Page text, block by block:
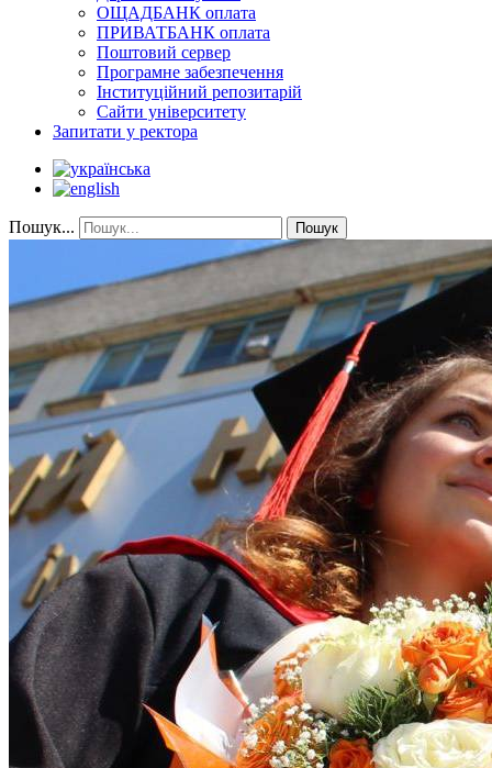
ОЩАДБАНК оплата
ПРИВАТБАНК оплата
Поштовий сервер
Програмне забезпечення
Інституційний репозитарій
Сайти університету
Запитати у ректора
Пошук... Пошук